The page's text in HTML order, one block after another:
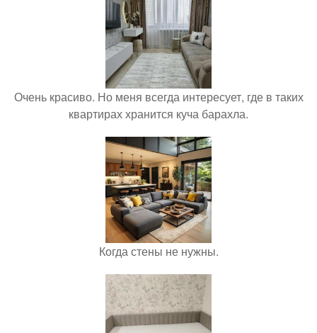
Очень красиво. Но меня всегда интересует, где в таких
квартирах хранится куча барахла.
Когда стены не нужны.